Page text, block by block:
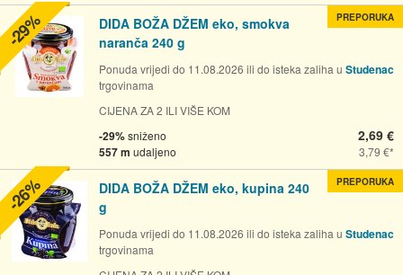
DIDA BOŽA DŽEM eko, smokva
naranča 240 g
Ponuda vrijedi do 11.08.2026 ili do isteka zaliha u Studenac
trgovinama
CIJENA ZA 2 ILI VIŠE KOM
-29%sniženo
557 m udaljeno
2,69 €
3,79 €
PREPORUKA
-29%
DIDA BOŽA DŽEM eko, kupina 240
g
Ponuda vrijedi do 11.08.2026 ili do isteka zaliha u Studenac
trgovinama
PREPORUKA
-26%